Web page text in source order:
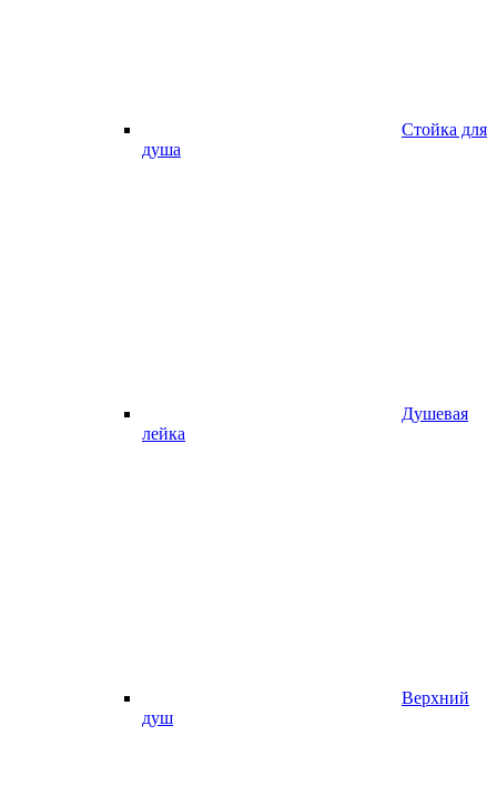
Стойка для
душа
Душевая
лейка
Верхний
душ